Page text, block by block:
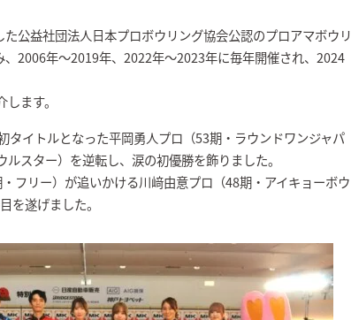
公益社団法人日本プロボウリング協会公認のプロアマボウリ
、2006年～2019年、2022年～2023年に毎年開催され、2024
ます。
タイトルとなった平岡勇人プロ（53期・ラウンドワンジャパ
スター）を逆転し、涙の初優勝を飾りました。
フリー）が追いかける川﨑由意プロ（48期・アイキョーボウ
を遂げました。